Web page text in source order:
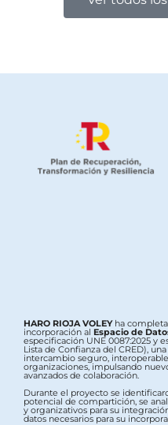
HARO RIOJA VOLEYha
incorporación al Espacio de
especificación UNE 0087:2025 y
Lista de Confianza del CRED),
intercambio seguro,
organizaciones, impulsando
avanzados de colaboración.
Durante el proyecto se
potencial de compartición, se
y organizativos para su
datos necesarios para su